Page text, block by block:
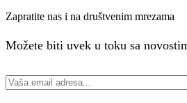
Zapratite nas i na društvenim mrezama
Možete biti uvek u toku sa